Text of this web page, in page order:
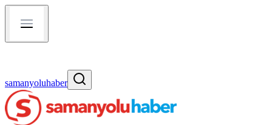
samanyoluhaber